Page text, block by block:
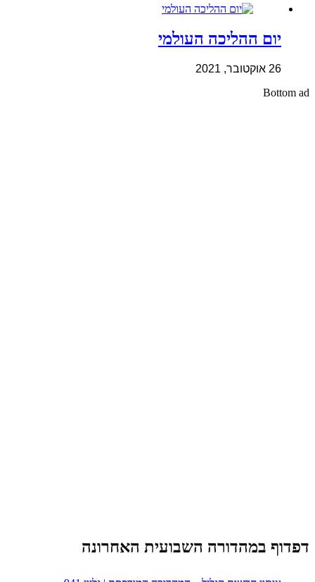
יום ההליכה העולמי
26 אוקטובר, 2021
Bottom ad
דפדוף במהדורה השבועית האחרונה